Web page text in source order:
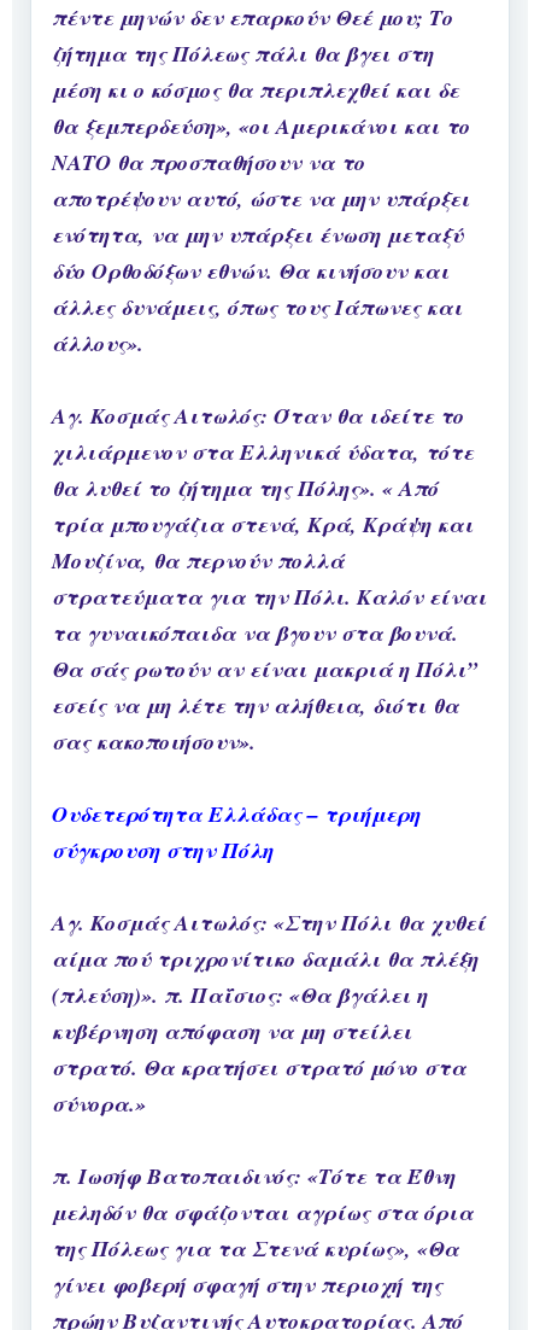
πέντε μηνών δεν επαρκούν Θεέ μου; Το
ζήτημα της Πόλεως πάλι θα βγει στη
μέση κι ο κόσμος θα περιπλεχθεί και δε
θα ξεμπερδεύση», «οι Αμερικάνοι και το
ΝΑΤΟ θα προσπαθήσουν να το
αποτρέψουν αυτό, ώστε να μην υπάρξει
ενότητα, να μην υπάρξει ένωση μεταξύ
δύο Ορθοδόξων εθνών. Θα κινήσουν και
άλλες δυνάμεις, όπως τους Ιάπωνες και
άλλους».
Αγ. Κοσμάς Αιτωλός: Όταν θα ιδείτε το
χιλιάρμενον στα Ελληνικά ύδατα, τότε
θα λυθεί το ζήτημα της Πόλης». « Από
τρία μπουγάζια στενά, Κρά, Κράψη και
Μουζίνα, θα περνούν πολλά
στρατεύματα για την Πόλι. Καλόν είναι
τα γυναικόπαιδα να βγουν στα βουνά.
Θα σάς ρωτούν αν είναι μακριά η Πόλι”
εσείς να μη λέτε την αλήθεια, διότι θα
σας κακοποιήσουν».
Ουδετερότητα Ελλάδας – τριήμερη
σύγκρουση στην Πόλη
Αγ. Κοσμάς Αιτωλός: «Στην Πόλι θα χυθεί
αίμα πού τριχρονίτικο δαμάλι θα πλέξη
(πλεύση)». π. Παΐσιος: «Θα βγάλει η
κυβέρνηση απόφαση να μη στείλει
στρατό. Θα κρατήσει στρατό μόνο στα
σύνορα.»
π. Ιωσήφ Βατοπαιδινός: «Τότε τα Έθνη
μεληδόν θα σφάζονται αγρίως στα όρια
της Πόλεως για τα Στενά κυρίως», «Θα
γίνει φοβερή σφαγή στην περιοχή της
πρώην Βυζαντινής Αυτοκρατορίας. Από